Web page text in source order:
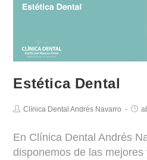
Estética Dental
Clínica Dental Andrés Navarro
En Clínica Dental Andrés
disponemos de las